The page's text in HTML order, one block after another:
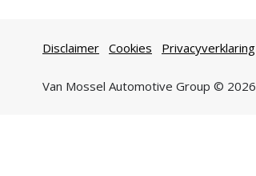
Disclaimer Cookies Privacyverklaring
Van Mossel Automotive Group © 2026